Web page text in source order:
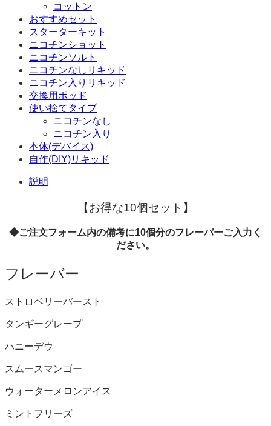
コットン
おすすめセット
スターターキット
ニコチンショット
ニコチンソルト
ニコチンなしリキッド
ニコチン入りリキッド
交換用ポッド
使い捨てタイプ
ニコチンなし
ニコチン入り
本体(デバイス)
自作(DIY)リキッド
説明
【お得な10個セット】
◆ご注文フォーム内の備考に10個分のフレーバーご入力く
ださい。
フレーバー
ストロベリーバースト
タンギーグレープ
ハニーデウ
スムースマンゴー
ウォーターメロンアイス
ミントフリーズ